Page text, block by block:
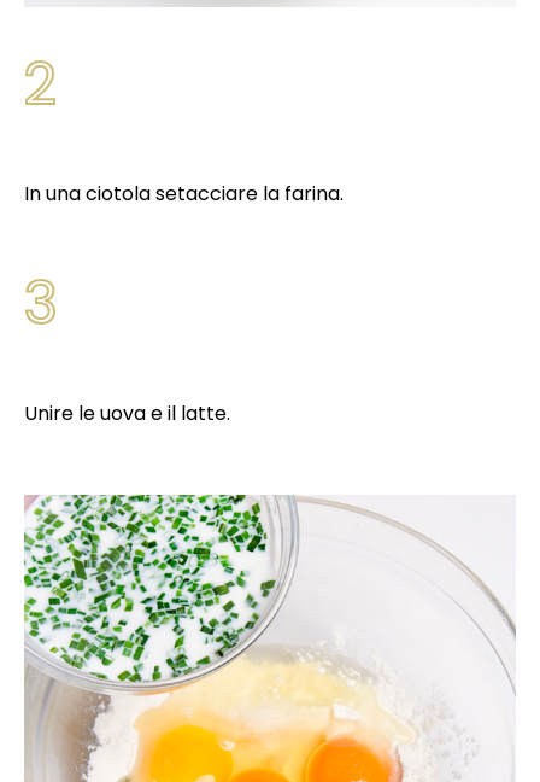
2
In una ciotola setacciare la farina.
3
Unire le uova e il latte.